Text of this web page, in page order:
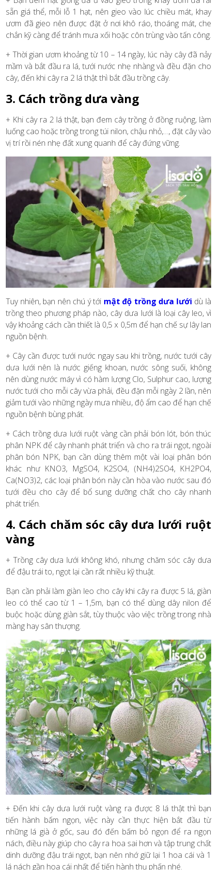
sẵn giá thể, mỗi lỗ 1 hạt, nên gieo vào lúc chiều mát, khay
ươm đã gieo nên được đặt ở nơi khô ráo, thoáng mát, che
chắn kỹ càng để tránh mưa xối hoặc côn trùng vào tấn công.
+ Thời gian ươm khoảng từ 10 – 14 ngày, lúc này cây đã nảy
mầm và bắt đầu ra lá, tưới nước nhẹ nhàng và đều đặn cho
cây, đến khi cây ra 2 lá thật thì bắt đầu trồng cây.
3. Cách trồng dưa vàng
+ Khi cây ra 2 lá thật, bạn đem cây trồng ở đồng ruộng, làm
luống cao hoặc trồng trong túi nilon, chậu nhỏ,…, đặt cây vào
vị trí rồi nén nhẹ đất xung quanh để cây đứng vững.
Tuy nhiên, bạn nên chú ý tới mật độ trồng dưa lưới dù là
trồng theo phương pháp nào, cây dưa lưới là loại cây leo, vì
vậy khoảng cách cần thiết là 0,5 x 0,5m để hạn chế sự lây lan
nguồn bệnh.
+ Cây cần được tưới nước ngay sau khi trồng, nước tưới cây
dưa lưới nên là nước giếng khoan, nước sông suối, không
nên dùng nước máy vì có hàm lượng Clo, Sulphur cao, lượng
nước tưới cho mỗi cây vừa phải, đều đặn mỗi ngày 2 lần, nên
giảm tưới vào những ngày mưa nhiều, độ ẩm cao để hạn chế
nguồn bệnh bùng phát.
+ Cách trồng dưa lưới ruột vàng cần phải bón lót, bón thúc
phân NPK để cây nhanh phát triển và cho ra trái ngọt, ngoài
phân bón NPK, bạn cần dùng thêm một vài loại phân bón
khác như KNO3, MgSO4, K2SO4, (NH4)2SO4, KH2PO4,
Ca(NO3)2, các loại phân bón này cần hòa vào nước sau đó
tưới đều cho cây để bổ sung dưỡng chất cho cây nhanh
phát triển.
4. Cách chăm sóc cây dưa lưới ruột
vàng
+ Trồng cây dưa lưới không khó, nhưng chăm sóc cây dưa
để đậu trái to, ngọt lại cần rất nhiều kỹ thuật.
Bạn cần phải làm giàn leo cho cây khi cây ra được 5 lá, giàn
leo có thể cao từ 1 – 1,5m, bạn có thể dùng dây nilon để
buộc hoặc dùng giàn sắt, tùy thuộc vào việc trồng trong nhà
màng hay sân thượng.
+ Đến khi cây dưa lưới ruột vàng ra được 8 lá thật thì bạn
tiến hành bấm ngọn, việc này cần thực hiện bắt đầu từ
những lá già ở gốc, sau đó đến bấm bỏ ngọn để ra ngọn
nách, điều này giúp cho cây ra hoa sai hơn và tập trung chất
dinh dưỡng đậu trái ngọt, bạn nên nhớ giữ lại 1 hoa cái và 1
lá nách gần hoa cái nhất để tiến hành thụ phấn nhé.